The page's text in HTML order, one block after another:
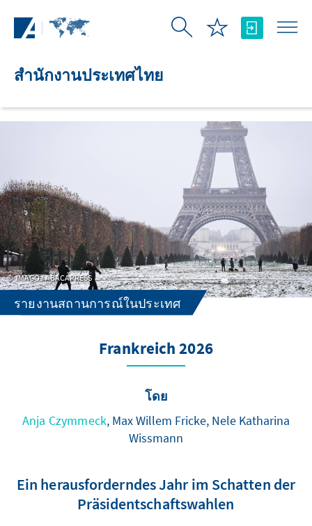
สำนักงานประเทศไทย
IMAGO / ABACAPRESS
รายงานสถานการณ์ในประเทศ
Frankreich 2026
โดย
Anja Czymmeck, Max Willem Fricke, Nele Katharina
Wissmann
Ein herausforderndes Jahr im Schatten der
Präsidentschaftswahlen